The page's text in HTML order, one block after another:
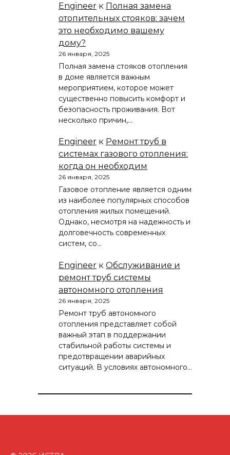
Engineer к Полная замена
отопительных стояков: зачем
это необходимо вашему
дому?
26 января, 2025
Полная замена стояков отопления
в доме является важным
мероприятием, которое может
существенно повысить комфорт и
безопасность проживания. Вот
несколько причин,…
Engineer к Ремонт труб в
системах газового отопления:
когда он необходим
26 января, 2025
Газовое отопление является одним
из наиболее популярных способов
отопления жилых помещений.
Однако, несмотря на надежность и
долговечность современных
систем, со…
Engineer к Обслуживание и
ремонт труб системы
автономного отопления
26 января, 2025
Ремонт труб автономного
отопления представляет собой
важный этап в поддержании
стабильной работы системы и
предотвращении аварийных
ситуаций. В условиях автономного…